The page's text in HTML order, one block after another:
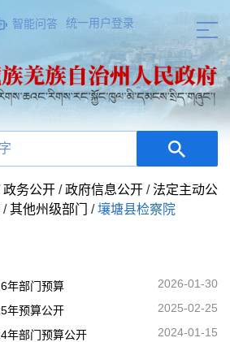
智能问答 统一用户登录
政务公开 /政府信息公开 /法定主动公
/其他州级部门 /壤塘县检察院
年部门预算 2026-01-30
年预算公开 2025-02-25
年部门预算公开 2024-01-15